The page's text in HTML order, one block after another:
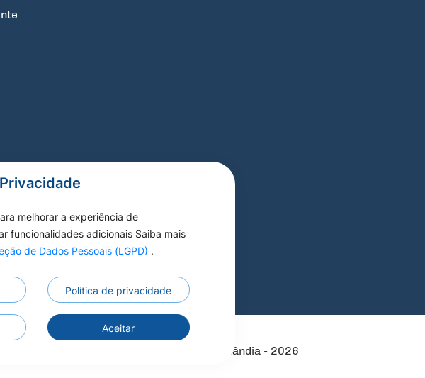
1DOC :
Reservados a
a Prefeitura Municipal de Nortelândia - 2026
Privacidade
melhorar a experiência de
funcionalidades adicionais Saiba mais
de Dados Pessoais (LGPD) .
Política de privacidade
Aceitar